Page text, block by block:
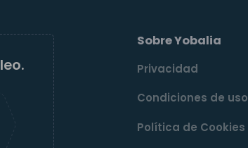
Sobre Yobalia
Privacidad
Condiciones de uso
Política de Cookies